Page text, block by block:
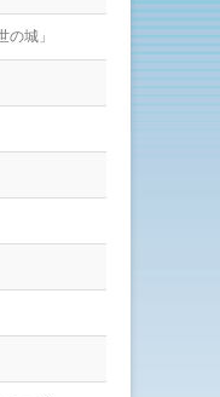
城」